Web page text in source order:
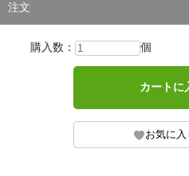
注文
購入数： 個